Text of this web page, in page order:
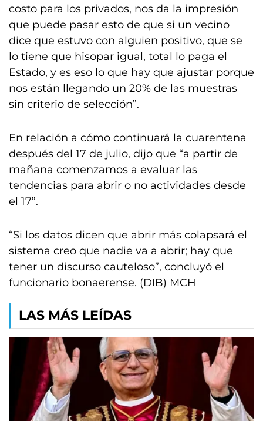
costo para los privados, nos da la impresión
que puede pasar esto de que si un vecino
dice que estuvo con alguien positivo, que se
lo tiene que hisopar igual, total lo paga el
Estado, y es eso lo que hay que ajustar porque
nos están llegando un 20% de las muestras
sin criterio de selección”.
En relación a cómo continuará la cuarentena
después del 17 de julio, dijo que “a partir de
mañana comenzamos a evaluar las
tendencias para abrir o no actividades desde
el 17”.
“Si los datos dicen que abrir más colapsará el
sistema creo que nadie va a abrir; hay que
tener un discurso cauteloso”, concluyó el
funcionario bonaerense. (DIB) MCH
LAS MÁS LEÍDAS